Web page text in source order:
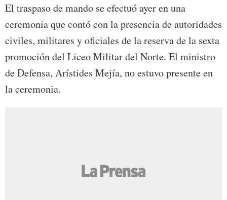
El traspaso de mando se efectuó ayer en una
ceremonia que contó con la presencia de autoridades
civiles, militares y oficiales de la reserva de la sexta
promoción del Liceo Militar del Norte. El ministro
de Defensa, Arístides Mejía, no estuvo presente en
la ceremonia.